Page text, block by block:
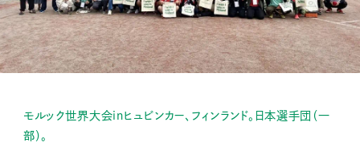
モルック世界大会inヒュビンカー、フィンランド。日本選手団（一
部）。